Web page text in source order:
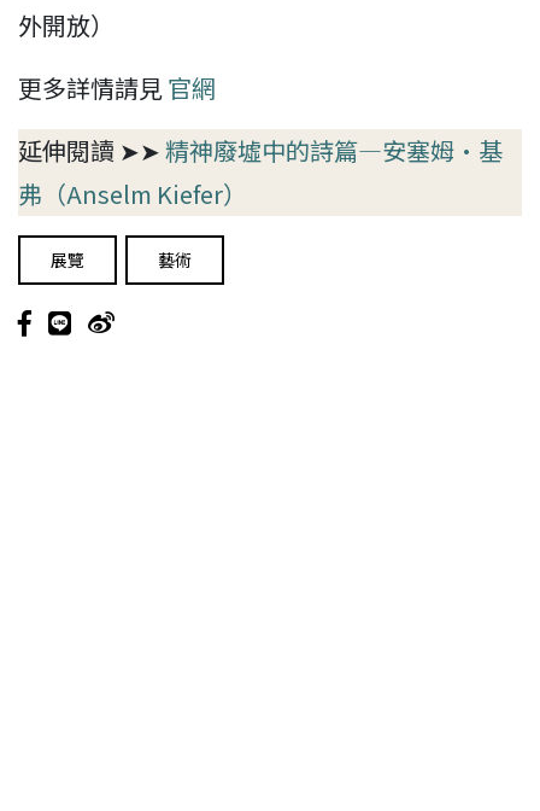
外開放）
更多詳情請見官網
延伸閱讀 ➤➤精神廢墟中的詩篇—安塞姆·基
弗（Anselm Kiefer）
展覽 藝術